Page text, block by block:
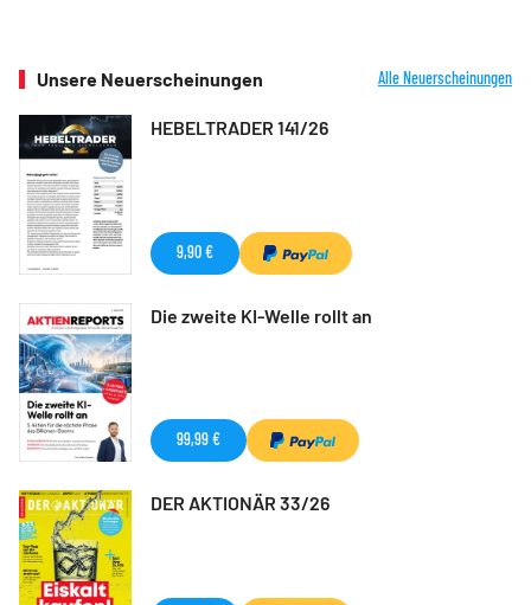
Unsere Neuerscheinungen Alle Neuerscheinungen
HEBELTRADER 141/26
9,90 €
Die zweite KI-Welle rollt an
99,99 €
DER AKTIONÄR 33/26